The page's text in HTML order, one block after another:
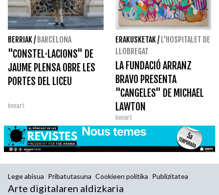
BERRIAK/ BARCELONA
"CONSTEL·LACIONS" DE
JAUME PLENSA OBRE LES
PORTES DEL LICEU
bonart
ERAKUSKETAK/ L'HOSPITALET DE
LLOBREGAT
LA FUNDACIÓ ARRANZ
BRAVO PRESENTA
"CANGELES" DE MICHAEL
LAWTON
bonart
Lege abisua Pribatutasuna Cookieen politika Publizitatea
Arte digitalaren aldizkaria